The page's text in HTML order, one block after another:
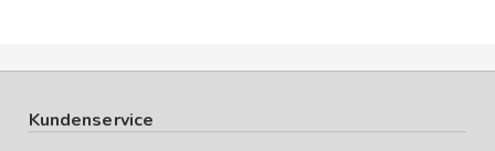
Kundenservice